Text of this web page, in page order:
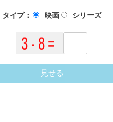
タイプ： 映画 シリーズ
見せる